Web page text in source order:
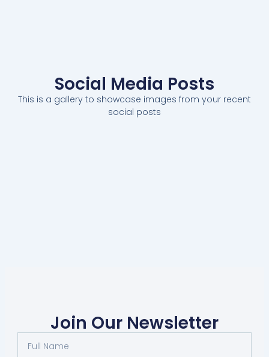
Social Media Posts
This is a gallery to showcase images from your recent
social posts
Join Our Newsletter
Name